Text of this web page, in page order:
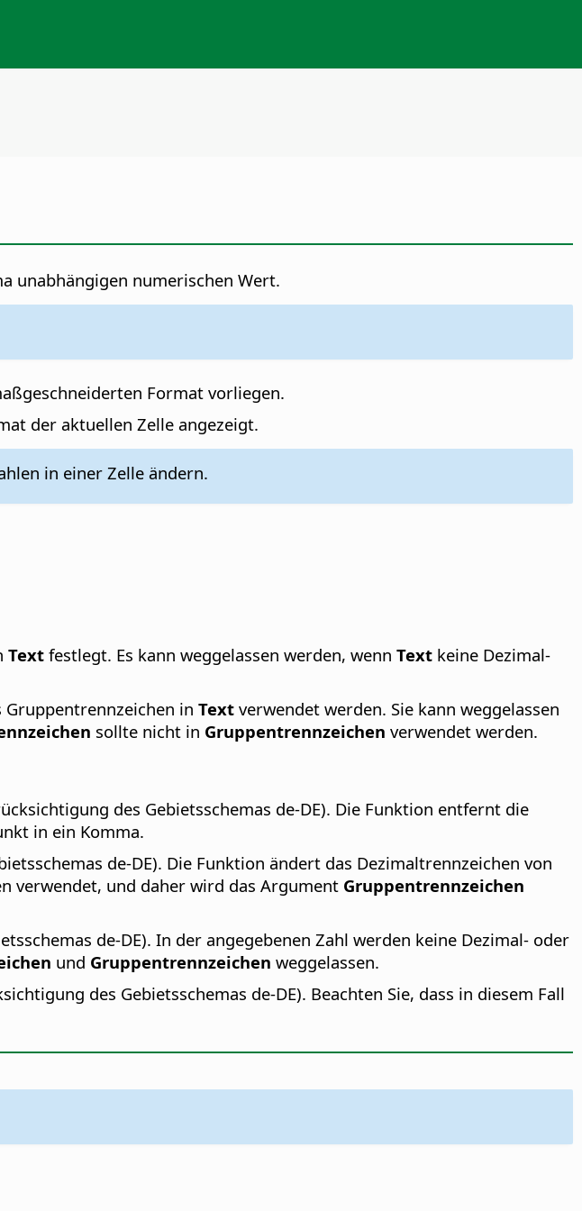
unabhängigen numerischen Wert.
Format vorliegen.
der aktuellen Zelle angezeigt.
in einer Zelle ändern.
Text festlegt. Es kann weggelassen werden, wenn Text keine Dezimal-
in Text verwendet werden. Sie kann weggelassen
sollte nicht in Gruppentrennzeichen verwendet werden.
des Gebietsschemas de-DE). Die Funktion entfernt die
in ein Komma.
de-DE). Die Funktion ändert das Dezimaltrennzeichen von
verwendet, und daher wird das Argument Gruppentrennzeichen
de-DE). In der angegebenen Zahl werden keine Dezimal- oder
und Gruppentrennzeichen weggelassen.
des Gebietsschemas de-DE). Beachten Sie, dass in diesem Fall